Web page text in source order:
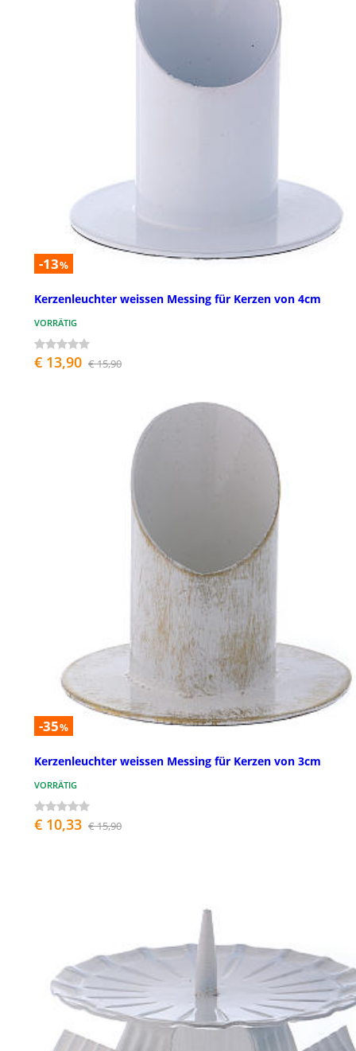
-13%
Kerzenleuchter weissen Messing für Kerzen von 4cm
VORRÄTIG
€ 13,90 € 15,90
-35%
Kerzenleuchter weissen Messing für Kerzen von 3cm
VORRÄTIG
€ 10,33 € 15,90